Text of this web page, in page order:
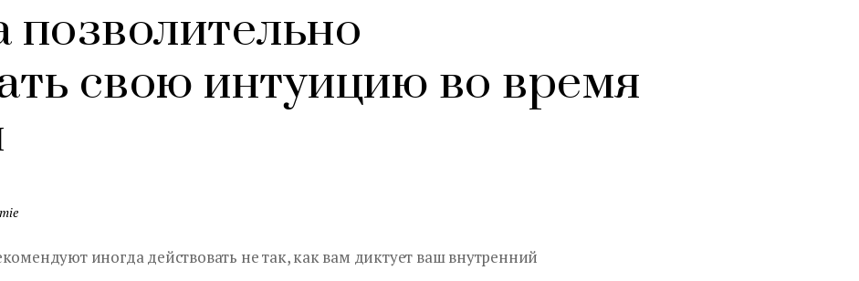
позволительно
свою интуицию во время
иногда действовать не так, как вам диктует ваш внутренний